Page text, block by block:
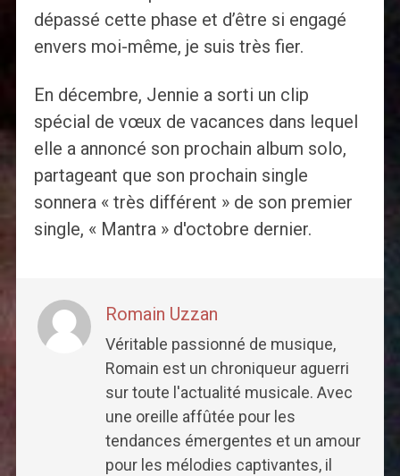
dépassé cette phase et d’être si engagé
envers moi-même, je suis très fier.
En décembre, Jennie a sorti un clip
spécial de vœux de vacances dans lequel
elle a annoncé son prochain album solo,
partageant que son prochain single
sonnera « très différent » de son premier
single, « Mantra » d'octobre dernier.
Romain Uzzan
Véritable passionné de musique,
Romain est un chroniqueur aguerri
sur toute l'actualité musicale. Avec
une oreille affûtée pour les
tendances émergentes et un amour
pour les mélodies captivantes, il